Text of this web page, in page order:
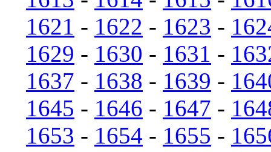
1621 - 1622 - 1623 -
1629 - 1630 - 1631 -
1637 - 1638 - 1639 -
1645 - 1646 - 1647 -
1653 - 1654 - 1655 -